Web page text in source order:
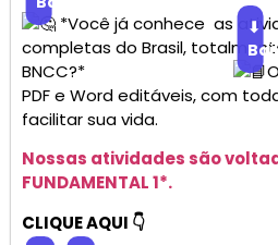
*Você já conhece as
completas do Brasil,
BNCC?*
⬇
PDF e Word editáveis, com
facilitar sua vida.
Nossas atividades são
FUNDAMENTAL 1*.
CLIQUE AQUI 👇